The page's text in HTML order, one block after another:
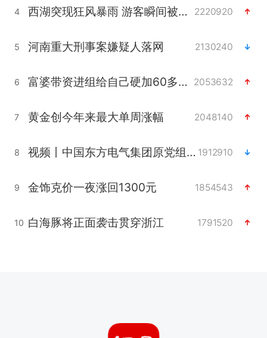
4 西湖突现狂风暴雨 游客瞬间被浇透 2220920
5 河南重大刑事案嫌疑人落网 2130240
6 富婆带资进组给自己硬加60多场吻戏 2053632
7 黄金创今年来最大单周涨幅 2048140
8 视频丨中国东方电气集团原党组副书记、董事宋致远被查 1912910
9 金饰克价一夜涨回1300元 1854543
10 白海豚将正面袭击贯穿浙江 1791520